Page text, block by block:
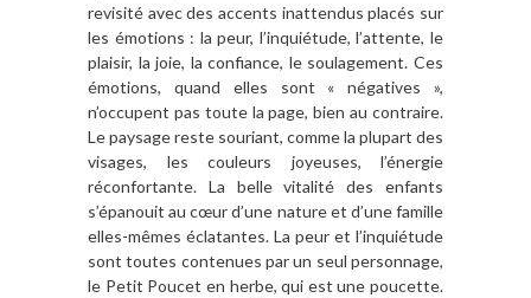
revisité avec des accents inattendus placés sur
les émotions : la peur, l’inquiétude, l’attente, le
plaisir, la joie, la confiance, le soulagement. Ces
émotions, quand elles sont « négatives »,
n’occupent pas toute la page, bien au contraire.
Le paysage reste souriant, comme la plupart des
visages, les couleurs joyeuses, l’énergie
réconfortante. La belle vitalité des enfants
s’épanouit au cœur d’une nature et d’une famille
elles-mêmes éclatantes. La peur et l’inquiétude
sont toutes contenues par un seul personnage,
le Petit Poucet en herbe, qui est une poucette.